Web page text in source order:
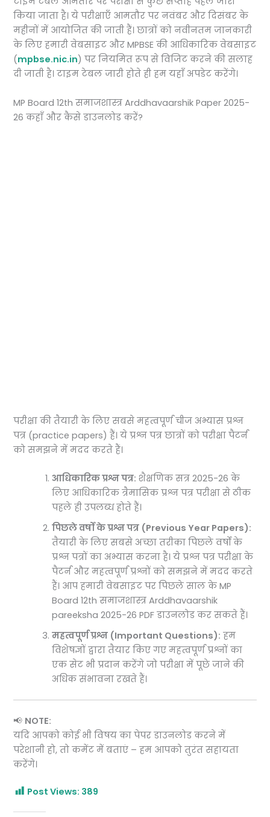
किया जाता है। ये परीक्षाएँ आमतौर पर नवंबर और दिसंबर के
महीनों में आयोजित की जाती हैं। छात्रों को नवीनतम जानकारी
के लिए हमारी वेबसाइट और MPBSE की आधिकारिक वेबसाइट
(mpbse.nic.in) पर नियमित रूप से विजिट करने की सलाह
दी जाती है। टाइम टेबल जारी होते ही हम यहाँ अपडेट करेंगे।
MP Board 12th समाजशास्त्र Arddhavaarshik Paper 2025-
26 कहाँ और कैसे डाउनलोड करें?
परीक्षा की तैयारी के लिए सबसे महत्वपूर्ण चीज अभ्यास प्रश्न
पत्र (practice papers) हैं। ये प्रश्न पत्र छात्रों को परीक्षा पैटर्न
को समझने में मदद करते हैं।
आधिकारिक प्रश्न पत्र: शैक्षणिक सत्र 2025-26 के
लिए आधिकारिक त्रैमासिक प्रश्न पत्र परीक्षा से ठीक
पहले ही उपलब्ध होते हैं।
पिछले वर्षों के प्रश्न पत्र (Previous Year Papers):
तैयारी के लिए सबसे अच्छा तरीका पिछले वर्षों के
प्रश्न पत्रों का अभ्यास करना है। ये प्रश्न पत्र परीक्षा के
पैटर्न और महत्वपूर्ण प्रश्नों को समझने में मदद करते
हैं। आप हमारी वेबसाइट पर पिछले साल के MP
Board 12th समाजशास्त्र Arddhavaarshik
pareeksha 2025-26 PDF डाउनलोड कर सकते हैं।
महत्वपूर्ण प्रश्न (Important Questions): हम
विशेषज्ञों द्वारा तैयार किए गए महत्वपूर्ण प्रश्नों का
एक सेट भी प्रदान करेंगे जो परीक्षा में पूछे जाने की
अधिक संभावना रखते हैं।
📢 NOTE:
यदि आपको कोई भी विषय का पेपर डाउनलोड करने में
परेशानी हो, तो कमेंट में बताएं – हम आपको तुरंत सहायता
करेंगे।
Post Views: 389